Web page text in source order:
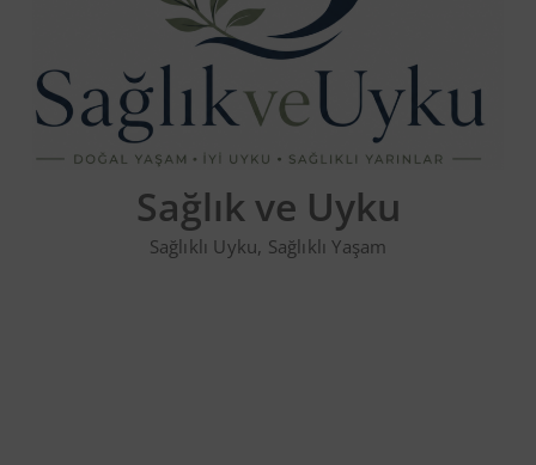
Sağlık ve Uyku
Sağlıklı Uyku, Sağlıklı Yaşam